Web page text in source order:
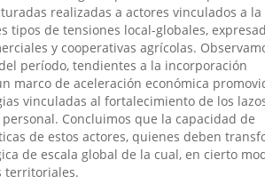
realizadas a actores vinculados a la
tipos de tensiones local-globales,
y cooperativas agrícolas.
período, tendientes a la incorporación
marco de aceleración económica
vinculadas al fortalecimiento de los
Concluimos que la capacidad de
de estos actores, quienes deben
de escala global de la cual, en cierto
territoriales.